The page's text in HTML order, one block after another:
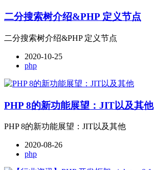
二分搜索树介绍&PHP 定义节点
二分搜索树介绍&PHP 定义节点
2020-10-25
php
PHP 8的新功能展望：JIT以及其他
PHP 8的新功能展望：JIT以及其他
2020-08-26
php